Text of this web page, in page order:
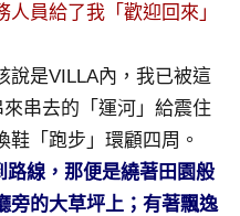
員給了我「歡迎回來」
說是VILLA內，我已被這
串去的「運河」給震住
鞋「跑步」環顧四周。
線，那便是繞著田園般
旁的大草坪上；有著飄逸